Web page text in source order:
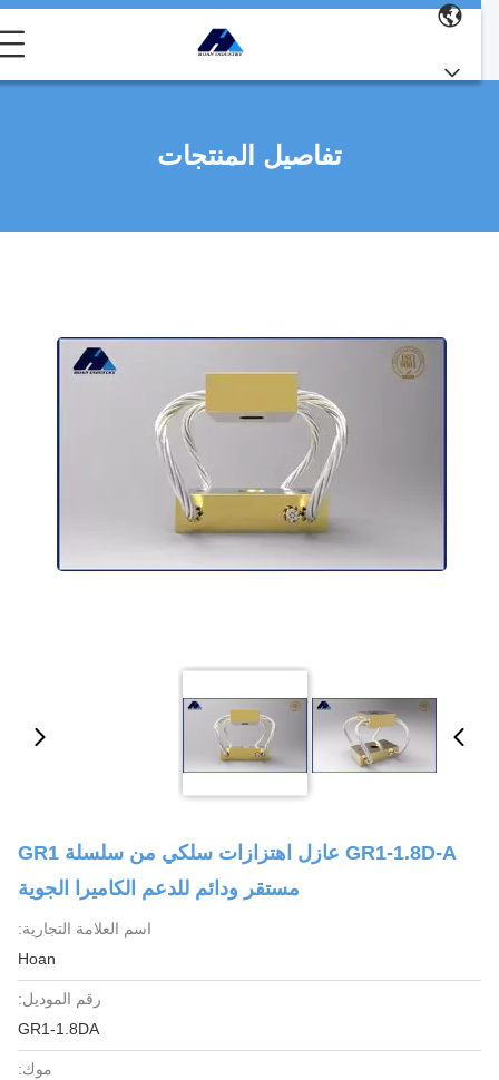
تفاصيل المنتجات
GR1-1.8D-A عازل اهتزازات سلكي من سلسلة GR1
مستقر ودائم للدعم الكاميرا الجوية
اسم العلامة التجارية:
Hoan
رقم الموديل:
GR1-1.8DA
موك: